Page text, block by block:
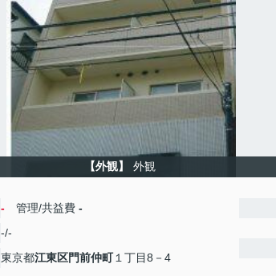
【外観】 外観
- 管理/共益費 -
-/-
東京都江東区門前仲町１丁目8－4